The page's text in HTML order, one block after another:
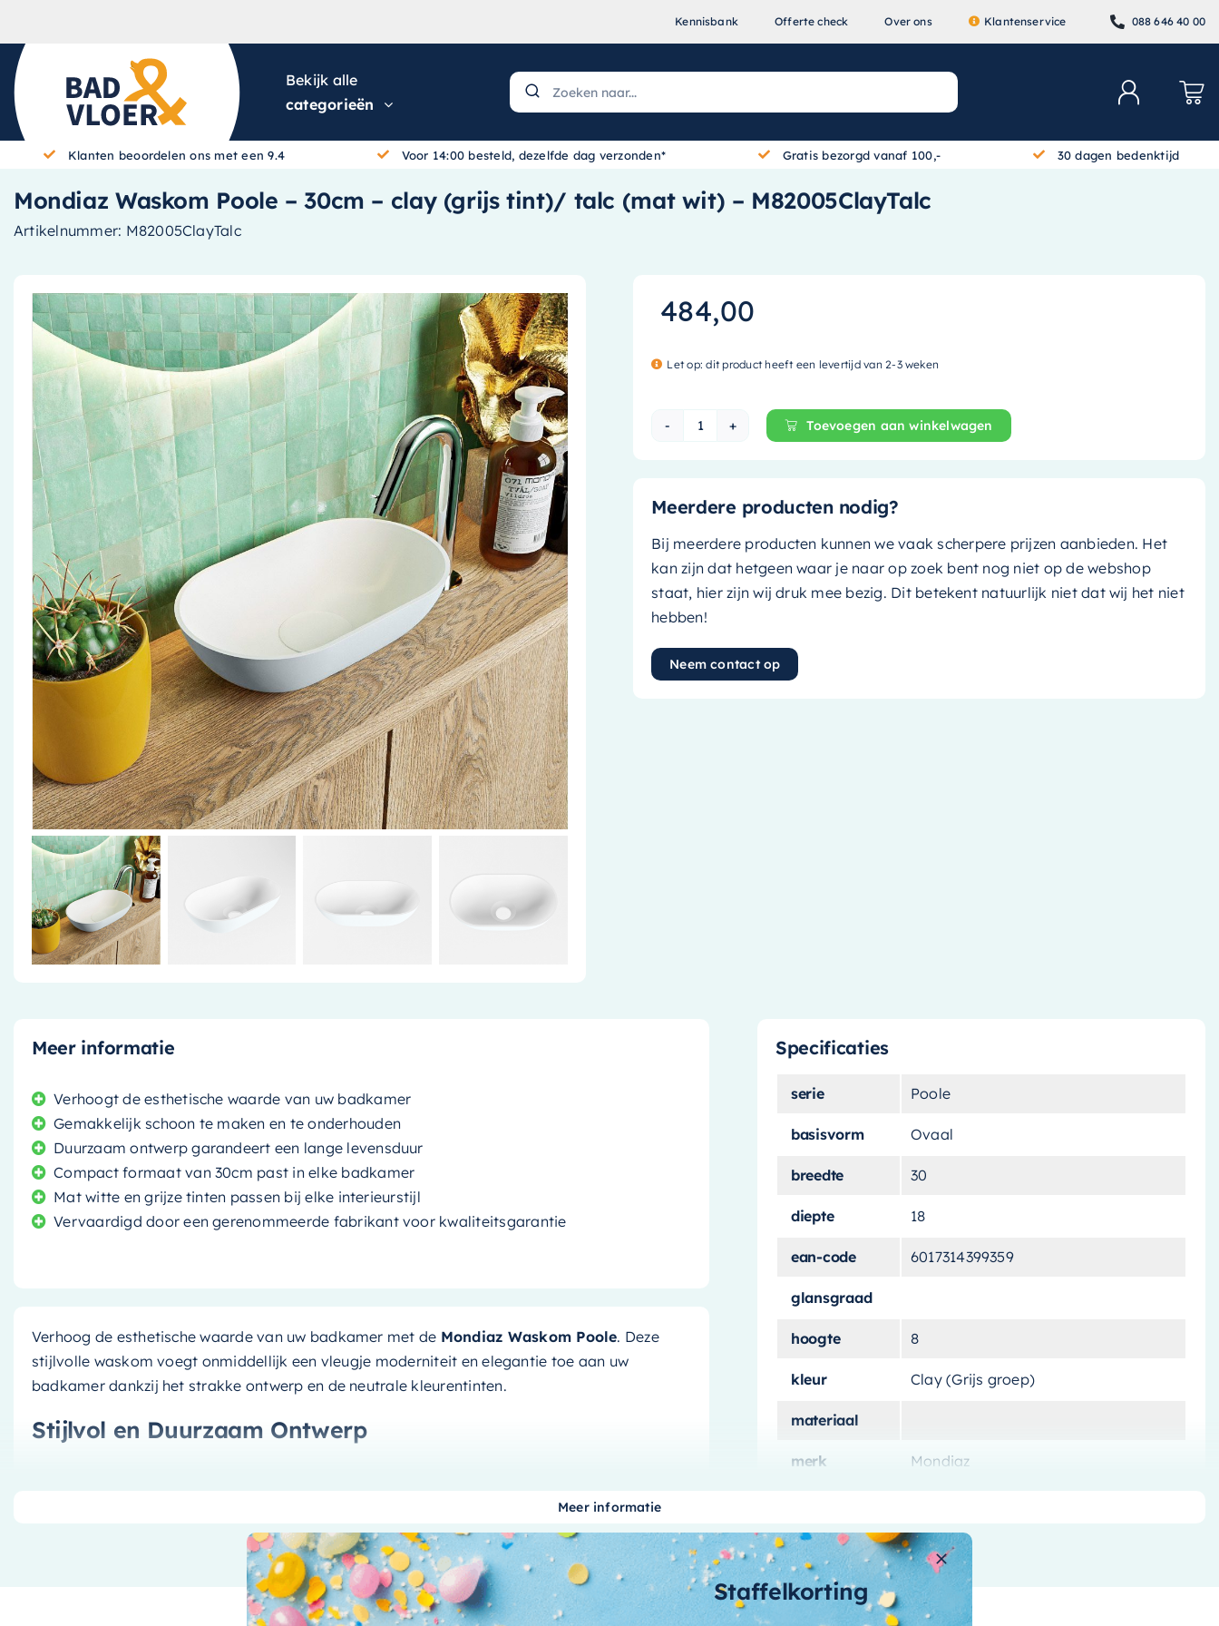
Kennisbank Offerte check Over ons Klantenservice 088 646 40 00
Bekijk alle
categorieën
Klanten beoordelen ons met een 9.4 Voor 14:00 besteld, dezelfde dag verzonden* Gratis bezorgd vanaf 100,- 30 dagen bedenktijd
Mondiaz Waskom Poole – 30cm – clay (grijs tint)/ talc (mat wit) – M82005ClayTalc
Artikelnummer: M82005ClayTalc
484,00
Let op: dit product heeft een levertijd van 2-3 weken
Mondiaz Waskom Poole - 30cm - clay (grijs tint)/ talc (mat wit) -
Toevoegen aan winkelwagen
Meerdere producten nodig?
Bij meerdere producten kunnen we vaak scherpere prijzen aanbieden. Het
kan zijn dat hetgeen waar je naar op zoek bent nog niet op de webshop
staat, hier zijn wij druk mee bezig. Dit betekent natuurlijk niet dat wij het niet
hebben!
Neem contact op
Meer informatie
Verhoogt de esthetische waarde van uw badkamer
Gemakkelijk schoon te maken en te onderhouden
Duurzaam ontwerp garandeert een lange levensduur
Compact formaat van 30cm past in elke badkamer
Mat witte en grijze tinten passen bij elke interieurstijl
Vervaardigd door een gerenommeerde fabrikant voor kwaliteitsgarantie
Verhoog de esthetische waarde van uw badkamer met de Mondiaz Waskom Poole. Deze
stijlvolle waskom voegt onmiddellijk een vleugje moderniteit en elegantie toe aan uw
badkamer dankzij het strakke ontwerp en de neutrale kleurentinten.
Stijlvol en Duurzaam Ontwerp
maar ook extreem duurzaam. Het heeft een compact formaat van 30cm, wat betekent dat
het perfect past in elke badkamer, groot of klein. Bovendien heeft de waskom een mat witte
en grijze tint, waardoor hij moeiteloos past bij elke interieurstijl.
Gemak en Functionaliteit
Specificaties
serie Poole
basisvorm Ovaal
breedte 30
diepte 18
ean-code 6017314399359
glansgraad
hoogte 8
kleur Clay (Grijs groep)
materiaal
merk Mondiaz
met-overloop
met-
afvoerplug
Meer informatie
Staffelkorting